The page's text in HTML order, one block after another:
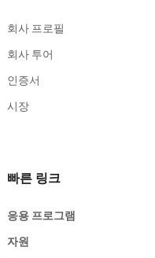
회사 프로필
회사 투어
인증서
시장
빠른 링크
응용 프로그램
자원